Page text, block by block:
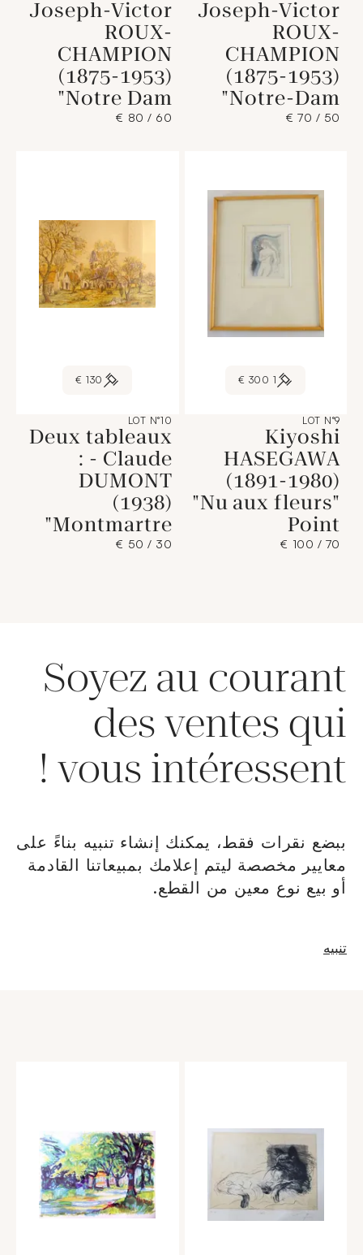
Joseph-Victor
ROUX-
CHAMPION
(1875-1953)
"Notre-Dam
50 / 70 €
Joseph-Victor
ROUX-
CHAMPION
(1875-1953)
"Notre Dam
60 / 80 €
1 300 €
LOT N°9
Kiyoshi
HASEGAWA
(1891-1980)
"Nu aux fleurs"
Point
70 / 100 €
130 €
LOT N°10
Deux tableaux
: - Claude
DUMONT
(1938)
"Montmartre
30 / 50 €
Soyez au courant
des ventes qui
vous intéressent !
ببضع نقرات فقط، يمكنك إنشاء تنبيه بناءً على
معايير مخصصة ليتم إعلامك بمبيعاتنا القادمة
أو بيع نوع معين من القطع.
نافذة جديدةإنشاء
تنبيه